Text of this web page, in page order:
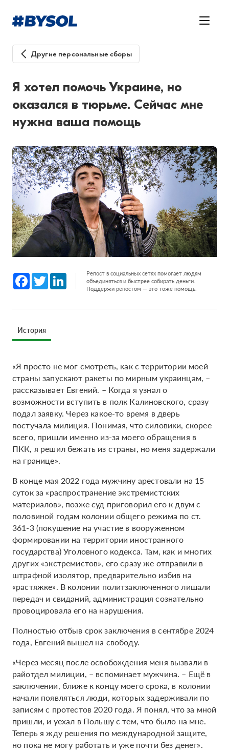
Другие персональные сборы
Я хотел помочь Украине, но
оказался в тюрьме. Сейчас мне
нужна ваша помощь
Facebook
Twitter LinkedInРепост в социальных сетях помогает людям
объединяться и быстрее собирать деньги.
Поддержи репостом — это тоже помощь.
История
«Я просто не мог смотреть, как с территории моей
страны запускают ракеты по мирным украинцам, –
рассказывает Евгений. – Когда я узнал о
возможности вступить в полк Калиновского, сразу
подал заявку. Через какое-то время в дверь
постучала милиция. Понимая, что силовики, скорее
всего, пришли именно из-за моего обращения в
ПКК, я решил бежать из страны, но меня задержали
на границе».
В конце мая 2022 года мужчину арестовали на 15
суток за «распространение экстремистских
материалов», позже суд приговорил его к двум с
половиной годам колонии общего режима по ст.
361-3 (покушение на участие в вооруженном
формировании на территории иностранного
государства) Уголовного кодекса. Там, как и многих
других «экстремистов», его сразу же отправили в
штрафной изолятор, предварительно избив на
«растяжке». В колонии политзаключенного лишали
передач и свиданий, администрация сознательно
провоцировала его на нарушения.
Полностью отбыв срок заключения в сентябре 2024
года, Евгений вышел на свободу.
«Через месяц после освобождения меня вызвали в
райотдел милиции, – вспоминает мужчина. – Ещё в
заключении, ближе к концу моего срока, в колонии
начали появляться люди, которых задерживали по
записям с протестов 2020 года. Я понял, что за мной
пришли, и уехал в Польшу с тем, что было на мне.
Теперь я жду решения по международной защите,
но пока не могу работать и уже почти без денег».